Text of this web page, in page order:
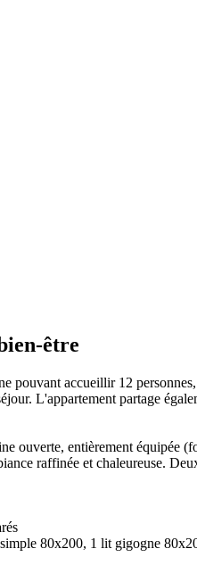
être
pouvant accueillir 12
L'appartement partage
ouverte, entièrement
raffinée et chaleureuse.
80x200, 1 lit gigogne